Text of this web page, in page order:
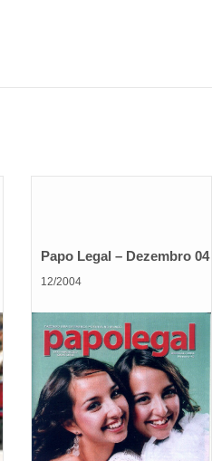
Papo Legal – Dezembro 04
12/2004